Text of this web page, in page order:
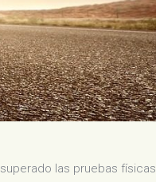
las pruebas físicas